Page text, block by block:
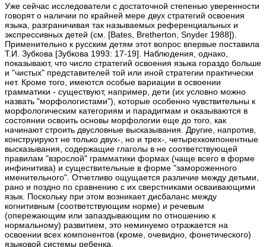
Уже сейчас исследователи с достаточной степенью уверенности
говорят о наличии по крайней мере двух стратегий освоения
языка, разграничивая так называемых референциальных и
экспрессивных детей (см. [Bates, Bretherton, Snyder 1988]).
Применительно к русским детям этот вопрос впервые поставила
Т.И. Зубкова [Зубкова 1993: 17-19]. Наблюдения, однако,
показывают, что число стратегий освоения языка гораздо больше
и "чистых" представителей той или иной стратегии практически
нет. Кроме того, имеются особые вариации в освоении
грамматики - существуют, например, дети (их условно можно
назвать "морфологистами"), которые особенно чувствительны к
морфологическим категориям и парадигмам и оказываются в
состоянии освоить основы морфологии еще до того, как
начинают строить двусловные высказывания. Другие, напротив,
конструируют не только двух-, но и трех-, четырехкомпонентные
высказывания, содержащие глаголы в не соответствующей
правилам "взрослой" грамматики формах (чаще всего в форме
инфинитива) и существительные в форме "замороженного
именительного". Отчетливо ощущается различие между детьми,
рано и поздно по сравнению с их сверстниками осваивающими
язык. Поскольку при этом возникает дисбаланс между
когнитивным (соответствующим норме) и речевым
(опережающим или запаздывающим по отношению к
нормальному) развитием, это неминуемо отражается на
освоении всех компонентов (кроме, очевидно, фонетического)
языковой системы ребенка.